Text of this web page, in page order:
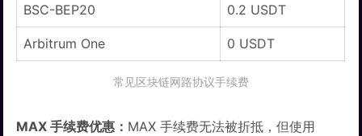
BSC-BEP20 0.2 USDT
Arbitrum One 0 USDT
常见区块链网路协议手续费
MAX 手续费优惠： MAX 手续费无法被折抵，但使用